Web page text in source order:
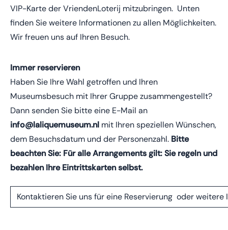
VIP-Karte der VriendenLoterij mitzubringen. Unten
finden Sie weitere Informationen zu allen Möglichkeiten.
Wir freuen uns auf Ihren Besuch.
Immer reservieren
Haben Sie Ihre Wahl getroffen und Ihren
Museumsbesuch mit Ihrer Gruppe zusammengestellt?
Dann senden Sie bitte eine E-Mail an
info@laliquemuseum.nl mit Ihren speziellen Wünschen,
dem Besuchsdatum und der Personenzahl. Bitte
beachten Sie: Für alle Arrangements gilt: Sie regeln und
bezahlen Ihre Eintrittskarten selbst.
Kontaktieren Sie uns für eine Reservierung oder weitere